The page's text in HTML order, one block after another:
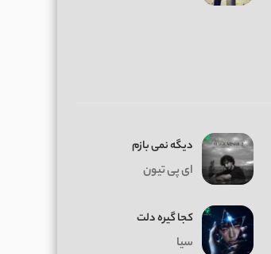
دیگه نمی بازم
ای پی تیون
کجا گیره دلت
سیا